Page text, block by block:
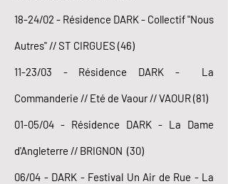
18-24/02 - Résidence DARK - Collectif "Nous
Autres" // ST CIRGUES (46)
11-23/03 - Résidence DARK - La
Commanderie // Eté de Vaour // VAOUR (81)
01-05/04 - Résidence DARK - La Dame
d'Angleterre // BRIGNON (30)
06/04 - DARK - Festival Un Air de Rue - La